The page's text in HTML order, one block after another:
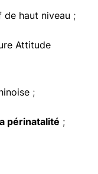
haut niveau ;
Attitude
;
périnatalité ;